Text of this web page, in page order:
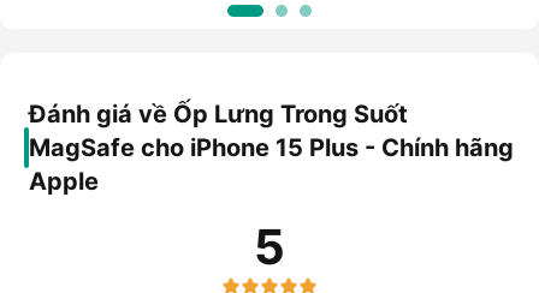
Đánh giá về Ốp Lưng Trong Suốt
MagSafe cho iPhone 15 Plus - Chính hãng
Apple
5